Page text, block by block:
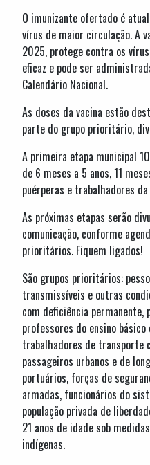
O imunizante ofertado é
vírus de maior circulação. A
2025, protege contra os
eficaz e pode ser
Calendário Nacional.
As doses da vacina estão
parte do grupo prioritário,
A primeira etapa municipal
de 6 meses a 5 anos, 11
puérperas e trabalhadores
As próximas etapas serão
comunicação, conforme
prioritários. Fiquem ligados!
São grupos prioritários:
transmissíveis e outras
com deficiência permanente,
professores do ensino
trabalhadores de transporte
passageiros urbanos e de
portuários, forças de
armadas, funcionários do
população privada de
21 anos de idade sob
indígenas.